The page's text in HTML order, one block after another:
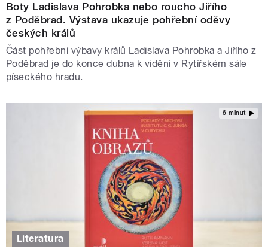
Boty Ladislava Pohrobka nebo roucho Jiřího
z Poděbrad. Výstava ukazuje pohřební oděvy
českých králů
Část pohřební výbavy králů Ladislava Pohrobka a Jiřího z
Poděbrad je do konce dubna k vidění v Rytířském sále
píseckého hradu.
6 minut
Literatura